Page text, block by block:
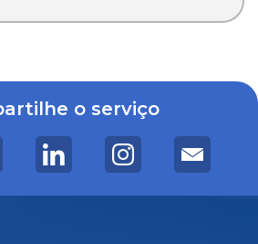
o serviço